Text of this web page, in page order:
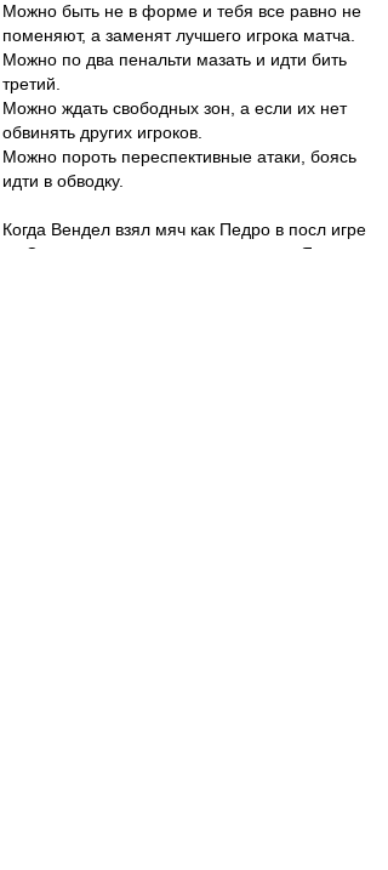
Можно быть не в форме и тебя все равно не
поменяют, а заменят лучшего игрока матча.
Можно по два пенальти мазать и идти бить
третий.
Можно ждать свободных зон, а если их нет
обвинять других игроков.
Можно пороть переспективные атаки, боясь
идти в обводку.
Когда Вендел взял мяч как Педро в посл игре
со Спартаком, протащил и положил. Я и не